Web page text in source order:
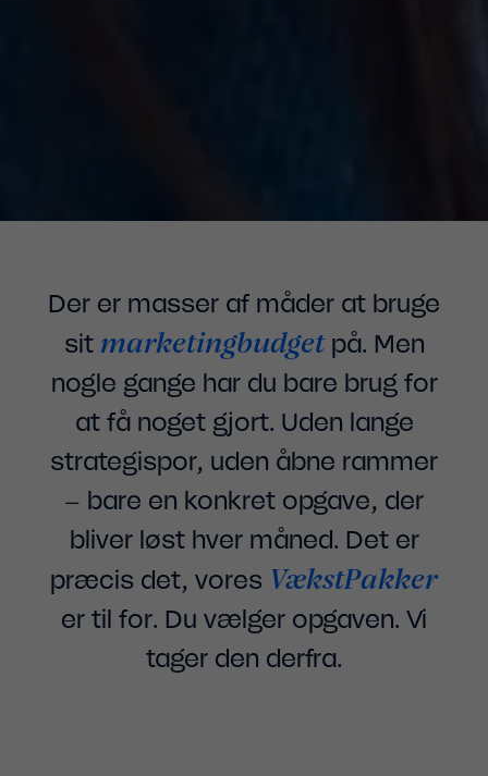
Der er masser af måder at bruge
sit marketingbudgetpå. Men
nogle gange har du bare brug for
at få noget gjort. Uden lange
strategispor, uden åbne rammer
– bare en konkret opgave, der
bliver løst hver måned. Det er
præcis det, vores VækstPakker
er til for. Du vælger opgaven. Vi
tager den derfra.